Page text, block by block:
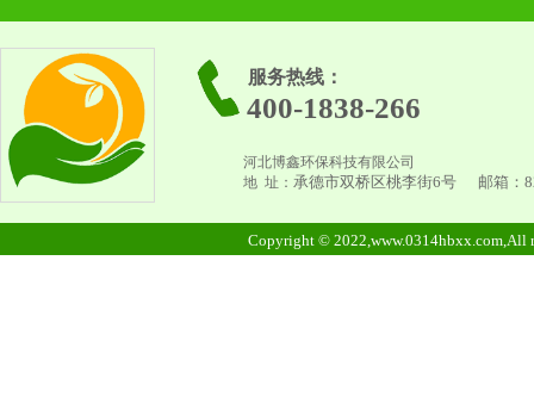
服务热线：
400-1838-266
Copyright ©
河北博鑫环保科技有限公司
地 址： 承德市双桥区桃李街6号 邮箱：